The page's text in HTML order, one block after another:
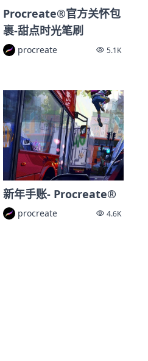
Procreate®官方关怀包
裹-甜点时光笔刷
procreate 5.1K
新年手账- Procreate®
procreate 4.6K